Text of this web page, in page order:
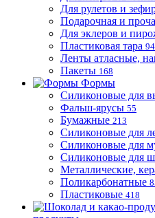
Для рулетов и
Подарочная и
Для эклеров и
Пластиковая тара 94
Ленты атласные,
Пакеты 168
Формы
Силиконовые для
Фальш-ярусы 55
Бумажные 213
Силиконовые для
Силиконовые для
Силиконовые для
Металлические,
Поликарбонатные
Пластиковые 418